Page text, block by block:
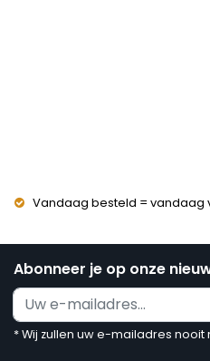
Vandaag besteld = vandaag
Abonneer je op onze
* Wij zullen uw e-mailadres